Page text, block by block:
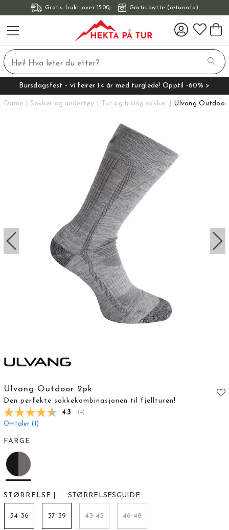
Gratis frakt over 1500,- Gratis bytte (returinfo)
Bursdagsfest - vi feirer 14 år med turglede! Opptil -60% >
Dame Sokker og undertøy Tur og hiking sokker Ulvang Outdoor
Ulvang Outdoor 2pk
Den perfekte sokkekombinasjonen til fjellturen!
Gjennomsnittskarakter:
4.3 (stemmer:
4)
Omtaler ( )
FARGE
STØRRELSE STØRRELSESGUIDE
34-36 37-39 43-45 46-48